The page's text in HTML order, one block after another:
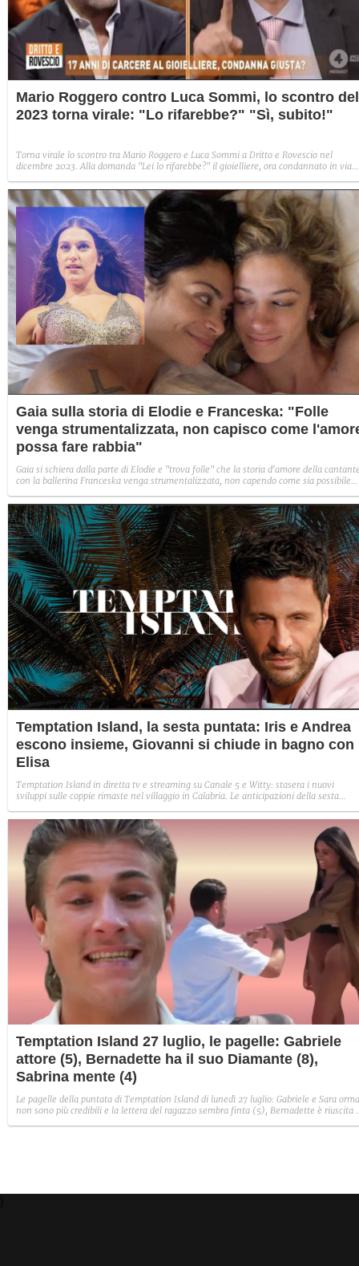
Mario Roggero contro Luca Sommi, lo scontro del
2023 torna virale: "Lo rifarebbe?" "Sì, subito!"
Torna virale lo scontro tra Mario Roggero e Luca Sommi a Dritto e Rovescio nel
dicembre 2023. Alla domanda "Lei lo rifarebbe?" il gioielliere, ora condannato in via
Gaia sulla storia di Elodie e Franceska: "Folle
venga strumentalizzata, non capisco come
possa fare rabbia"
Gaia si schiera dalla parte di Elodie e "trova folle" che la storia d'amore della
con la ballerina Franceska venga strumentalizzata, non capendo come sia possibile
Temptation Island, la sesta puntata: Iris e Andrea
escono insieme, Giovanni si chiude in bagno con
Elisa
Temptation Island in diretta tv e streaming su Canale 5 e Witty: stasera i nuovi
sviluppi sulle coppie rimaste nel villaggio in Calabria. Le anticipazioni della sesta
Sabrina rifiuta il falò con Giovanni e si avvicina a Lory.
Temptation Island 27 luglio, le pagelle: Gabriele
attore (5), Bernadette ha il suo Diamante (8),
Sabrina mente (4)
Le pagelle della puntata di Temptation Island di lunedì 27 luglio: Gabriele e Sara
non sono più credibili e la lettera del ragazzo sembra finta (5), Bernadette è riuscita